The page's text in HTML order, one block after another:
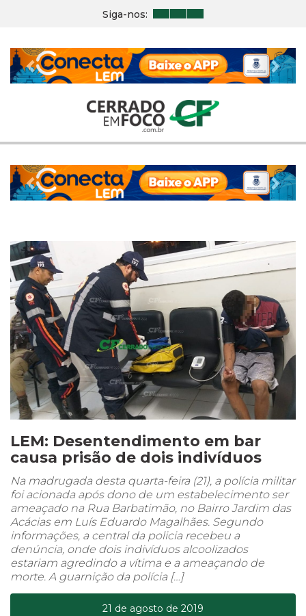
Siga-nos:
Previous Next
Previous Next
LEM: Desentendimento em bar
causa prisão de dois indivíduos
Na madrugada desta quarta-feira (21), a polícia militar
foi acionada após dono de um estabelecimento ser
ameaçado na Rua Barbatimão, no Bairro Jardim das
Acácias em Luís Eduardo Magalhães. Segundo
informações, a central da policia recebeu a
denúncia, onde dois indivíduos alcoolizados
estariam agredindo a vítima e a ameaçando de
morte. A guarnição da polícia […]
21 de agosto de 2019